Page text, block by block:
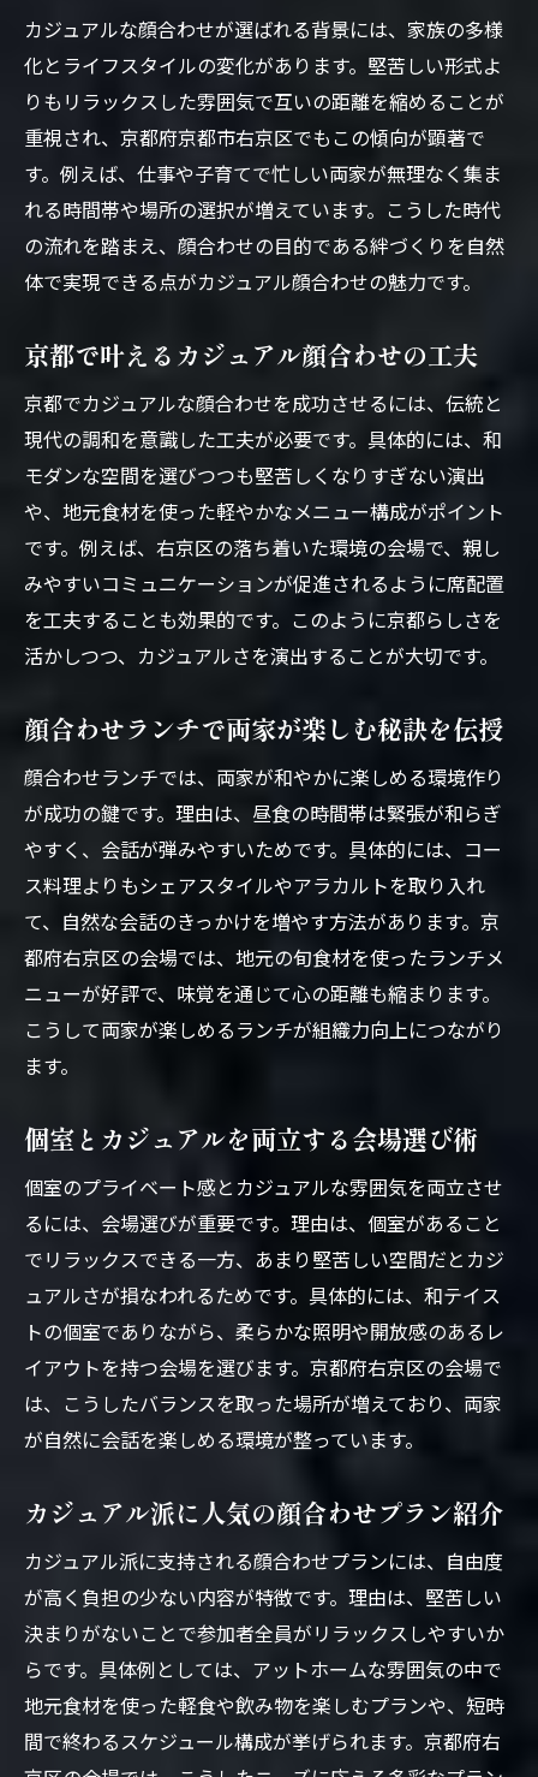
カジュアルな顔合わせが選ばれる背景には、家族の多様
化とライフスタイルの変化があります。堅苦しい形式よ
りもリラックスした雰囲気で互いの距離を縮めることが
重視され、京都府京都市右京区でもこの傾向が顕著で
す。例えば、仕事や子育てで忙しい両家が無理なく集ま
れる時間帯や場所の選択が増えています。こうした時代
の流れを踏まえ、顔合わせの目的である絆づくりを自然
体で実現できる点がカジュアル顔合わせの魅力です。
京都で叶えるカジュアル顔合わせの工夫
京都でカジュアルな顔合わせを成功させるには、伝統と
現代の調和を意識した工夫が必要です。具体的には、和
モダンな空間を選びつつも堅苦しくなりすぎない演出
や、地元食材を使った軽やかなメニュー構成がポイント
です。例えば、右京区の落ち着いた環境の会場で、親し
みやすいコミュニケーションが促進されるように席配置
を工夫することも効果的です。このように京都らしさを
活かしつつ、カジュアルさを演出することが大切です。
顔合わせランチで両家が楽しむ秘訣を伝授
顔合わせランチでは、両家が和やかに楽しめる環境作り
が成功の鍵です。理由は、昼食の時間帯は緊張が和らぎ
やすく、会話が弾みやすいためです。具体的には、コー
ス料理よりもシェアスタイルやアラカルトを取り入れ
て、自然な会話のきっかけを増やす方法があります。京
都府右京区の会場では、地元の旬食材を使ったランチメ
ニューが好評で、味覚を通じて心の距離も縮まります。
こうして両家が楽しめるランチが組織力向上につながり
ます。
個室とカジュアルを両立する会場選び術
個室のプライベート感とカジュアルな雰囲気を両立させ
るには、会場選びが重要です。理由は、個室があること
でリラックスできる一方、あまり堅苦しい空間だとカジ
ュアルさが損なわれるためです。具体的には、和テイス
トの個室でありながら、柔らかな照明や開放感のあるレ
イアウトを持つ会場を選びます。京都府右京区の会場で
は、こうしたバランスを取った場所が増えており、両家
が自然に会話を楽しめる環境が整っています。
カジュアル派に人気の顔合わせプラン紹介
カジュアル派に支持される顔合わせプランには、自由度
が高く負担の少ない内容が特徴です。理由は、堅苦しい
決まりがないことで参加者全員がリラックスしやすいか
らです。具体例としては、アットホームな雰囲気の中で
地元食材を使った軽食や飲み物を楽しむプランや、短時
間で終わるスケジュール構成が挙げられます。京都府右